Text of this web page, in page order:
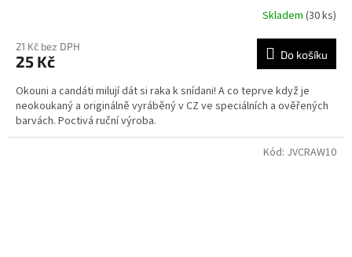
Skladem (30 ks)
21 Kč bez DPH
25 Kč Do košíku
Okouni a candáti milují dát si raka k snídani! A co teprve když je
neokoukaný a originálně vyráběný v CZ ve speciálních a ověřených
barvách. Poctivá ruční výroba.
Kód: JVCRAW10